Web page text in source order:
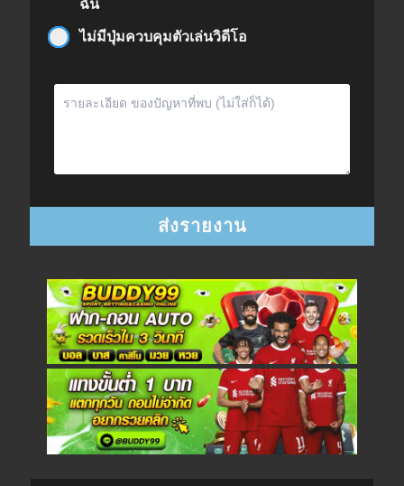
ฉัน
ไม่มีปุ่มควบคุมตัวเล่นวิดีโอ